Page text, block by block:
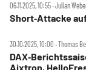
06.11.2025, 10:55 ‧ Julian
Short‑Attacke
30.10.2025, 10:00 ‧ Thomas
Aixtron,